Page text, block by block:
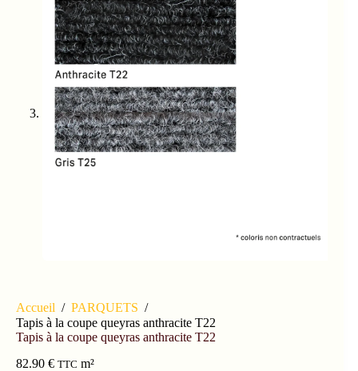
Accueil / PARQUETS /
Tapis à la coupe queyras anthracite T22
Tapis à la coupe queyras anthracite T22
82.90 € TTC m²